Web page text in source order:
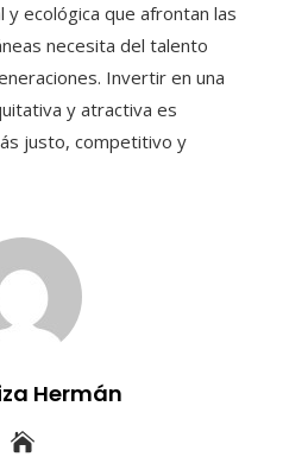
ecológica que afrontan las
necesita del talento
Invertir en una
y atractiva es
justo, competitivo y
Hermán